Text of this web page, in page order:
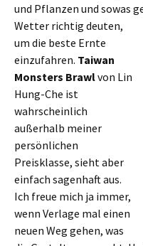
und Pflanzen und sowas
Wetter richtig deuten,
um die beste Ernte
einzufahren. Taiwan
Monsters Brawlvon Lin
Hung-Che ist
wahrscheinlich
außerhalb meiner
persönlichen
Preisklasse, sieht aber
einfach sagenhaft aus.
Ich freue mich ja immer,
wenn Verlage mal einen
neuen Weg gehen, was